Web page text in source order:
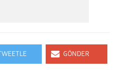
TWEETLE GÖNDER